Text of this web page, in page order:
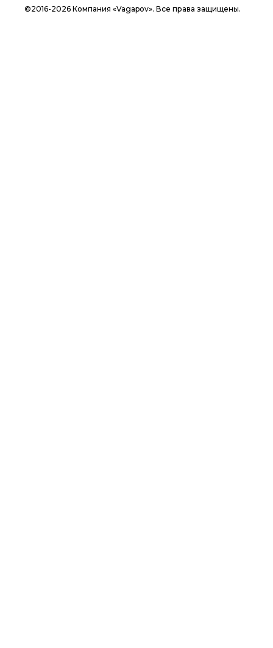
©2016-2026 Компания «Vagapov». Все права защищены.